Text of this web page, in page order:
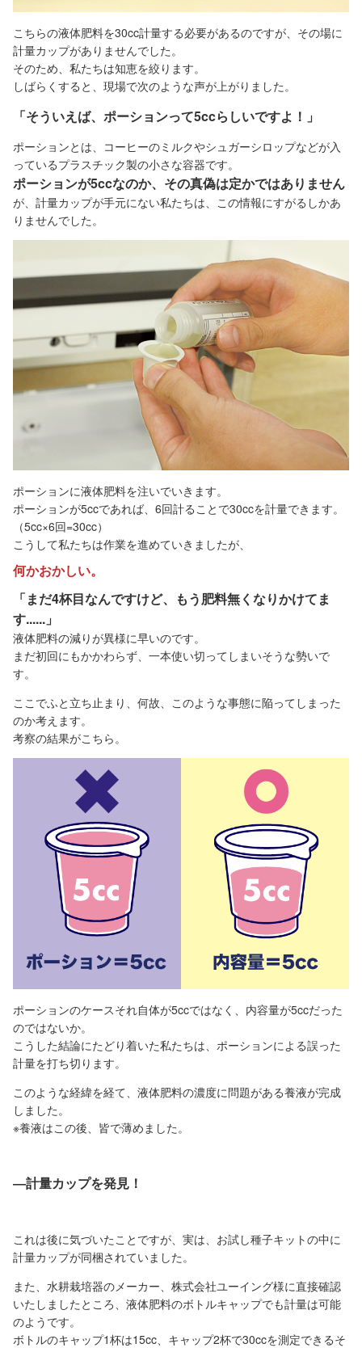
こちらの液体肥料を30cc計量する必要があるのですが、その場に
計量カップがありませんでした。
そのため、私たちは知恵を絞ります。
しばらくすると、現場で次のような声が上がりました。
「そういえば、ポーションって5ccらしいですよ！」
ポーションとは、コーヒーのミルクやシュガーシロップなどが入
っているプラスチック製の小さな容器です。
ポーションが5ccなのか、その真偽は定かではありません
が、計量カップが手元にない私たちは、この情報にすがるしかあ
りませんでした。
ポーションに液体肥料を注いでいきます。
ポーションが5ccであれば、6回計ることで30ccを計量できます。
（5cc×6回=30cc）
こうして私たちは作業を進めていきましたが、
何かおかしい。
「まだ4杯目なんですけど、もう肥料無くなりかけてま
す......」
液体肥料の減りが異様に早いのです。
まだ初回にもかかわらず、一本使い切ってしまいそうな勢いで
す。
ここでふと立ち止まり、何故、このような事態に陥ってしまった
のか考えます。
考察の結果がこちら。
ポーションのケースそれ自体が5ccではなく、内容量が5ccだった
のではないか。
こうした結論にたどり着いた私たちは、ポーションによる誤った
計量を打ち切ります。
このような経緯を経て、液体肥料の濃度に問題がある養液が完成
しました。
※養液はこの後、皆で薄めました。
―計量カップを発見！
これは後に気づいたことですが、実は、お試し種子キットの中に
計量カップが同梱されていました。
また、水耕栽培器のメーカー、株式会社ユーイング様に直接確認
いたしましたところ、液体肥料のボトルキャップでも計量は可能
のようです。
ボトルのキャップ1杯は15cc、キャップ2杯で30ccを測定できるそ